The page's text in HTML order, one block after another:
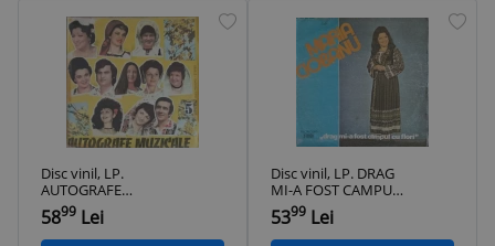
Disc vinil, LP.
AUTOGRAFE
MUZICALE 5-
COLECTIV-321155
5899 Lei
Disc vinil, LP. DRAG
MI-A FOST CAMPUL
CU FLORI-MARIA
CIOBANU-322458
5399 Lei